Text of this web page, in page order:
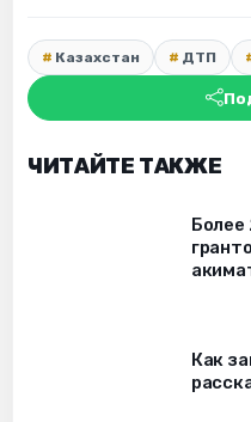
Казахстан ДТП
ЧИТАЙТЕ ТАКЖЕ
Как